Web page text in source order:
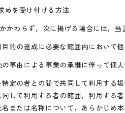
めを受け付ける方法
かわらず，次に掲げる場合には，
目的の達成に必要な範囲内において
事由による事業の承継に伴って個
定の者との間で共同して利用する
同して利用する者の範囲，利用する
または名称について，あらかじめ